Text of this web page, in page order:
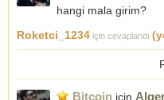
hangi mala girim?
Roketci_1234 için cevaplandı
Bitcoin için